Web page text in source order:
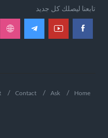
تابعنا ليصلك كل جديد
Home
Ask
Contact